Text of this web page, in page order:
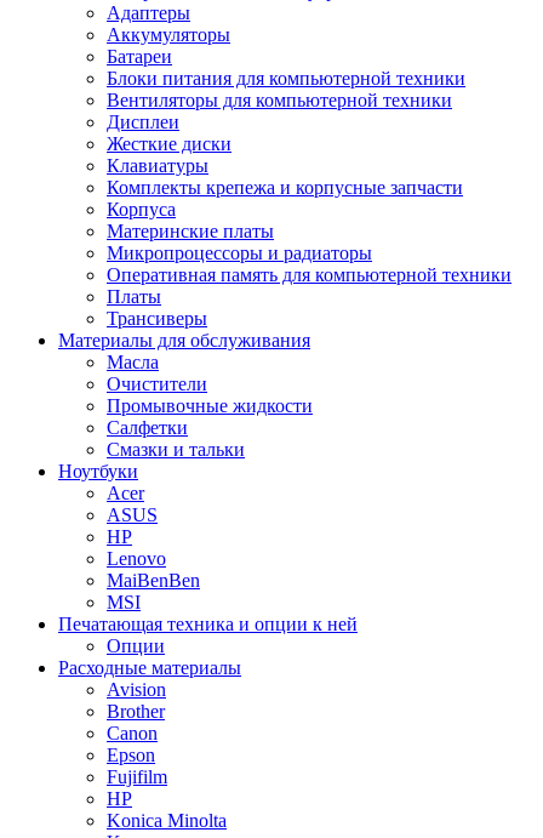
Адаптеры
Аккумуляторы
Батареи
Блоки питания для компьютерной техники
Вентиляторы для компьютерной техники
Дисплеи
Жесткие диски
Клавиатуры
Комплекты крепежа и корпусные запчасти
Корпуса
Материнские платы
Микропроцессоры и радиаторы
Оперативная память для компьютерной техники
Платы
Трансиверы
Материалы для обслуживания
Масла
Очистители
Промывочные жидкости
Салфетки
Смазки и тальки
Ноутбуки
Acer
ASUS
HP
Lenovo
MaiBenBen
MSI
Печатающая техника и опции к ней
Опции
Расходные материалы
Avision
Brother
Canon
Epson
Fujifilm
HP
Konica Minolta